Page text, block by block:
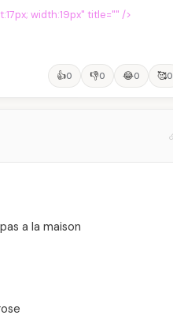
width:19px" title="" />
👍0 👎0 😂0 🥰0
a la maison